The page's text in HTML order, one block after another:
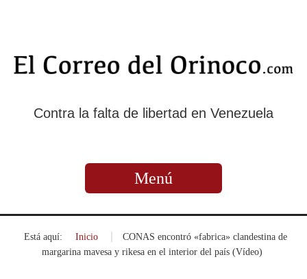
Contra la falta de libertad en Venezuela
Menú
Está aquí: Inicio
CONAS encontró «fabrica» clandestina de
margarina mavesa y rikesa en el interior del país (Vídeo)